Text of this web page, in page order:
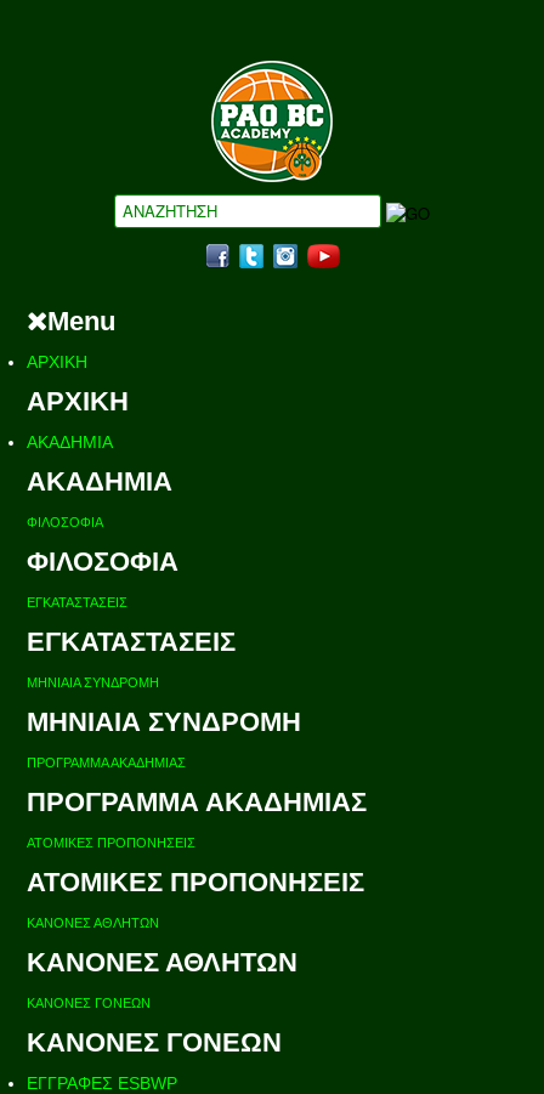
Menu
ΑΡΧΙΚΗ
ΑΡΧΙΚΗ
ΑΚΑΔΗΜΙΑ
ΑΚΑΔΗΜΙΑ
ΦΙΛΟΣΟΦΙΑ
ΦΙΛΟΣΟΦΙΑ
ΕΓΚΑΤΑΣΤΑΣΕΙΣ
ΕΓΚΑΤΑΣΤΑΣΕΙΣ
ΜΗΝΙΑΙΑ ΣΥΝΔΡΟΜΗ
ΜΗΝΙΑΙΑ ΣΥΝΔΡΟΜΗ
ΠΡΟΓΡΑΜΜΑ ΑΚΑΔΗΜΙΑΣ
ΠΡΟΓΡΑΜΜΑ ΑΚΑΔΗΜΙΑΣ
ΑΤΟΜΙΚΕΣ ΠΡΟΠΟΝΗΣΕΙΣ
ΑΤΟΜΙΚΕΣ ΠΡΟΠΟΝΗΣΕΙΣ
ΚΑΝΟΝΕΣ ΑΘΛΗΤΩΝ
ΚΑΝΟΝΕΣ ΑΘΛΗΤΩΝ
ΚΑΝΟΝΕΣ ΓΟΝΕΩΝ
ΚΑΝΟΝΕΣ ΓΟΝΕΩΝ
ΕΓΓΡΑΦΕΣ ESBWP